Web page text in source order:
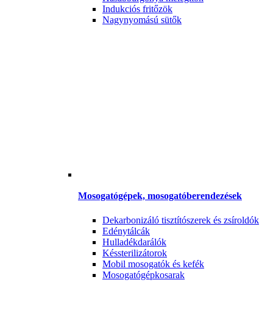
Indukciós fritőzök
Nagynyomású sütők
Mosogatógépek, mosogatóberendezések
Dekarbonizáló tisztítószerek és zsíroldók
Edénytálcák
Hulladékdarálók
Késsterilizátorok
Mobil mosogatók és kefék
Mosogatógépkosarak